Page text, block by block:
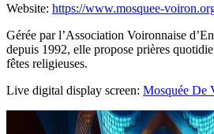
Website: https://www.mosquee-
Gérée par l’Association Voironnaise
depuis 1992, elle propose prières
fêtes religieuses.
Live digital display screen: Mosquée De